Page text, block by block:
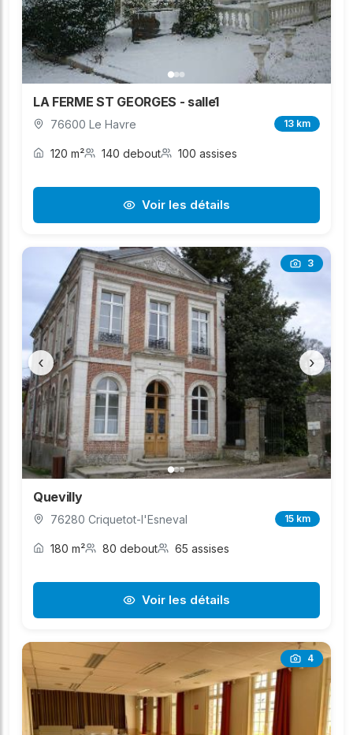
LA FERME ST GEORGES - salle1
76600 Le Havre 13 km
120 m² 140 debout 100 assises
Voir les détails
3
‹ ›
Quevilly
76280 Criquetot-l'Esneval 15 km
180 m² 80 debout 65 assises
Voir les détails
4